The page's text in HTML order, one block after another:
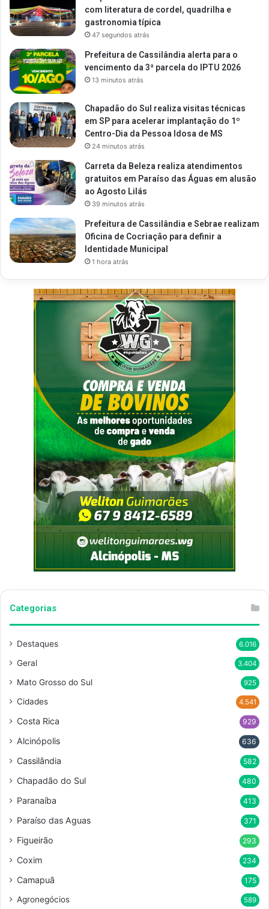
com literatura de cordel, quadrilha e
gastronomia típica
47 segundos atrás
Prefeitura de Cassilândia alerta para o
vencimento da 3ª parcela do IPTU 2026
13 minutos atrás
Chapadão do Sul realiza visitas técnicas
em SP para acelerar implantação do 1º
Centro-Dia da Pessoa Idosa de MS
24 minutos atrás
Carreta da Beleza realiza atendimentos
gratuitos em Paraíso das Águas em alusão
ao Agosto Lilás
39 minutos atrás
Prefeitura de Cassilândia e Sebrae realizam
Oficina de Cocriação para definir a
Identidade Municipal
1 hora atrás
Categorias
Destaques 6.016
Geral 3.404
Mato Grosso do Sul 925
Cidades 4.541
Costa Rica 929
Alcinópolis 636
Cassilândia 582
Chapadão do Sul 480
Paranaíba 413
Paraíso das Aguas 371
Figueirão 293
Coxim 234
Camapuã 175
Agronegócios 589